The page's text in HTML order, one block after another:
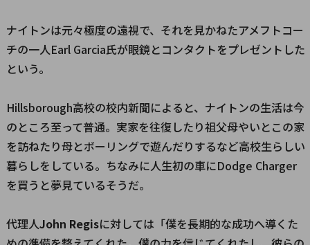
ナイトンは元々極度の遠視で、それを見かねたアメフトコー
チの一人Earl Garcia氏が眼鏡とコンタクトをプレゼントした
という。
Hillsborough高校の校内新聞によると、ナイトンの生活は今
のところ至って普通。実家を往復したり祖父母やいとこの家
を訪ねたり母とボーリングで遊んだりするなど高校生らしい
暮らしをしている。ちなみに人生初の車にDodge Charger
を買うと夢見ているそうだ。
代理人John Regisに対しては「僕を長期的な成功へ導くた